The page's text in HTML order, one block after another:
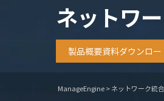
ネットワ
製品概要資料ダウンロー
ManageEngine>ネットワーク統